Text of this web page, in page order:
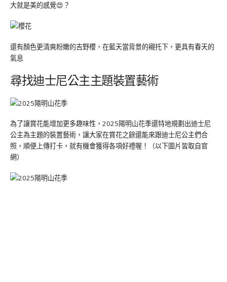
大就是美的感覺😍？
還有顏色更清爽粉嫩的吉野櫻，在藍天當背景的襯托下，更具有春天的
氣息
尋找迪士尼公主主題裝置藝術
為了讓賞花能增加更多趣味性，2025陽明山花季還特地規劃出迪士尼
公主為主題的裝置藝術，讓大家在賞花之餘還能來跟迪士尼公主們合
照，順便上傳打卡，就有機會獲得各項好禮喔！（以下圖片皆取自官
網）